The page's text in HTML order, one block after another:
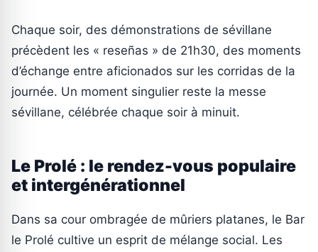
Chaque soir, des démonstrations de sévillane
précèdent les « reseñas » de 21h30, des moments
d’échange entre aficionados sur les corridas de la
journée. Un moment singulier reste la messe
sévillane, célébrée chaque soir à minuit.
Le Prolé : le rendez-vous populaire
et intergénérationnel
Dans sa cour ombragée de mûriers platanes, le Bar
le Prolé cultive un esprit de mélange social. Les